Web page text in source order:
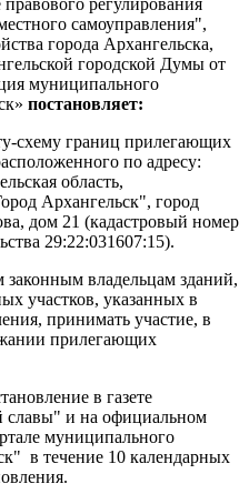
регулирования
самоуправления",
города Архангельска,
городской Думы от
муниципального
постановляет:
схему границ прилегающих
по адресу:
область,
Архангельск", город
дом 21 (кадастровый номер
29:22:031607:15).
владельцам зданий,
участков, указанных в
принимать участие, в
прилегающих
в газете
славы" и на официальном
муниципального
в течение 10 календарных